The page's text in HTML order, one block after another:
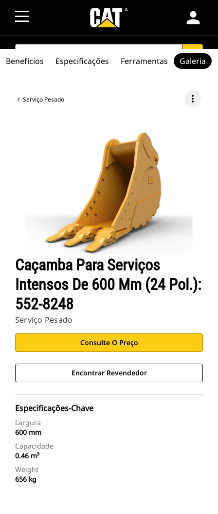
person
SEARCH search
Serviço Pesado more_vert
Caçamba Para Serviços
Intensos De 600 Mm (24 Pol.):
552-8248
Serviço Pesado
Consulte O Preço
Encontrar Revendedor
Especificações-Chave
Largura
600 mm
Capacidade
0.46 m³
Weight
656 kg
Benefícios Especificações Ferramentas Galeria